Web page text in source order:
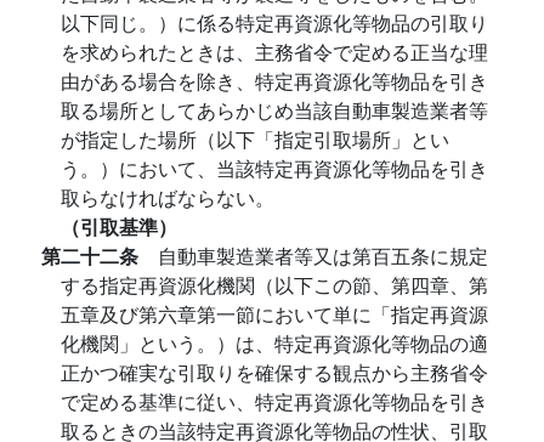
以下同じ。）に係る特定再資源化等物品の引取り
を求められたときは、主務省令で定める正当な理
由がある場合を除き、特定再資源化等物品を引き
取る場所としてあらかじめ当該自動車製造業者等
が指定した場所（以下「指定引取場所」とい
う。）において、当該特定再資源化等物品を引き
取らなければならない。
（引取基準）
第二十二条 自動車製造業者等又は第百五条に規定
する指定再資源化機関（以下この節、第四章、第
五章及び第六章第一節において単に「指定再資源
化機関」という。）は、特定再資源化等物品の適
正かつ確実な引取りを確保する観点から主務省令
で定める基準に従い、特定再資源化等物品を引き
取るときの当該特定再資源化等物品の性状、引取